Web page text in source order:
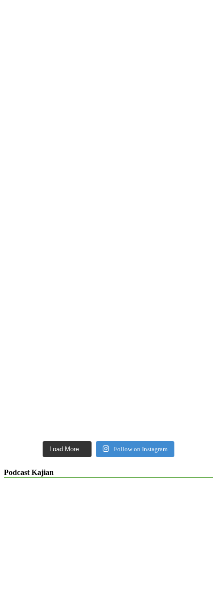
Load More... Follow on Instagram
Podcast Kajian